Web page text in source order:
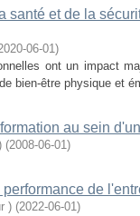
santé et de la
06-01)
ont un impact
bien-être physique et
au sein
(2008-06-01)
de
) (2022-06-01)